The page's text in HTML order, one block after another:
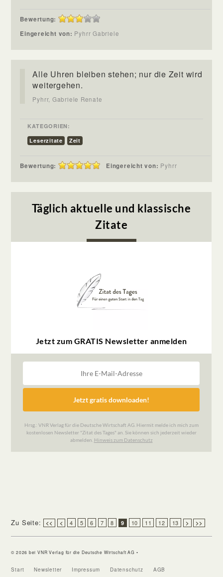
Bewertung:
Eingereicht von: Pyhrr Gabriele
Alle Uhren bleiben stehen; nur die Zeit wird
weitergehen.
Pyhrr, Gabriele Renate
KATEGORIEN:
Leserzitate
Zeit
Bewertung: Eingereicht von: Pyhrr
Zu Seite: << < 4 5 6 7 8 9 10 11 12 13 > >>
© 2026 bei VNR Verlag für die Deutsche Wirtschaft AG •
Start Newsletter Impressum Datenschutz AGB